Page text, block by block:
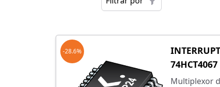
-28.6%
74HCT4067
Multiplexor